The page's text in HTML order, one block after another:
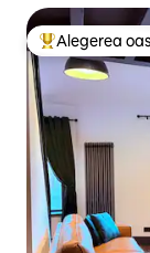
Locuință din
Alegerea